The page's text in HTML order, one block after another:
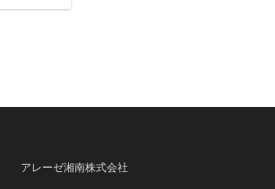
アレーゼ湘南株式会社